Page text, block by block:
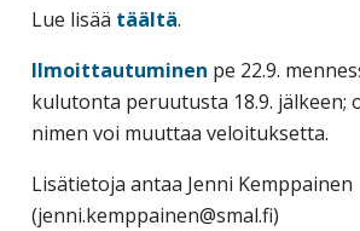
Lue lisää täältä.
Ilmoittautuminen pe 22.9.
kulutonta peruutusta 18.9. jälkeen;
nimen voi muuttaa veloituksetta.
Lisätietoja antaa Jenni Kemppainen
(jenni.kemppainen@smal.fi)